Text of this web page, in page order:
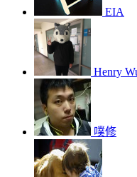
EIA
Henry
噗修